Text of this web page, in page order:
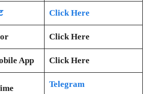
Click Here
Click Here
App Click Here
Telegram